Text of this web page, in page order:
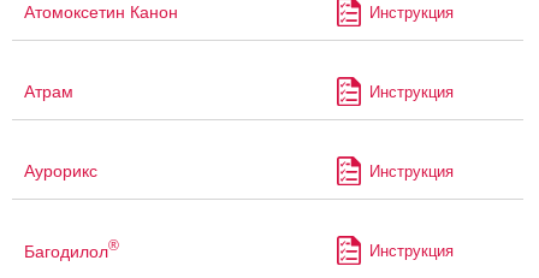
Атомоксетин Канон Инструкция
Атрам Инструкция
Аурорикс Инструкция
Багодилол® Инструкция